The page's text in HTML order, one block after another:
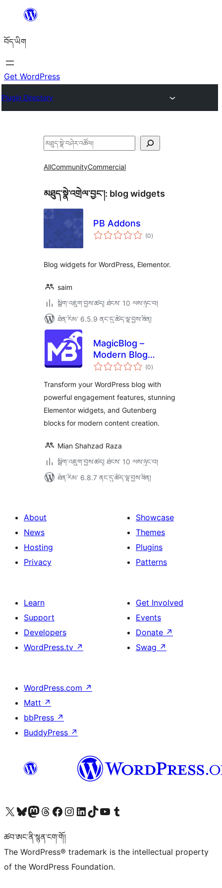
content
བོད་ཡིག
Get WordPress
Plugin Directory
བཤེར་
AllCommunityCommercial
མཐུད་སྣེ་འགྲེལ་བྱང་།: blog widgets
PB Addons
(0གདེང་
འཇོག་
)
Blog widgets for WordPress, Elementor.
saim
སྒྲིག་འཇུག་བྱས་ཚད། ཐེངས་ 10 ལས་ཉུང་བ།
ཐོན་རིམ་ 6.5.9 ནང་དུ་ཚོད་ལྟ་བྱས་ཟིན།
MagicBlog –
Modern Blog
Widgets &
(0གདེང་
འཇོག་
ཚང་།
)
Transform your WordPress blog with
powerful engagement features, stunning
Elementor widgets, and Gutenberg
blocks for modern content creation.
Mian Shahzad Raza
སྒྲིག་འཇུག་བྱས་ཚད། ཐེངས་ 10 ལས་ཉུང་བ།
ཐོན་རིམ་ 6.8.7 ནང་དུ་ཚོད་ལྟ་བྱས་ཟིན།
About
News
Hosting
Privacy
Showcase
Themes
Plugins
Patterns
Learn
Support
Developers
WordPress.tv ↗
Get Involved
Events
Donate ↗
Swag ↗
WordPress.com ↗
Matt ↗
bbPress ↗
BuddyPress ↗
Visit our X (formerly Twitter) account
Visit our Bluesky account
Visit our Mastodon account
Visit our Threads account
Visit our Facebook page
Visit our Instagram account
Visit our LinkedIn account
Visit our TikTok account
Visit our YouTube channel
Visit our Tumblr account
ཚབ་ཨང་ནི་སྙན་ངག་གོ།
The WordPress® trademark is the intellectual property
of the WordPress Foundation.